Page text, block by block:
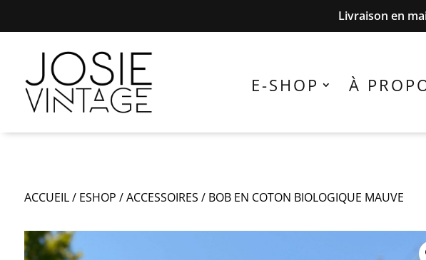
Livraison en
E-SHOP À
ACCUEIL/ ESHOP /ACCESSOIRES / BOB EN COTON BIOLOGIQUE MAUVE